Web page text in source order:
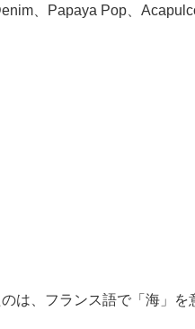
、Papaya Pop、
は、フランス語で「海」